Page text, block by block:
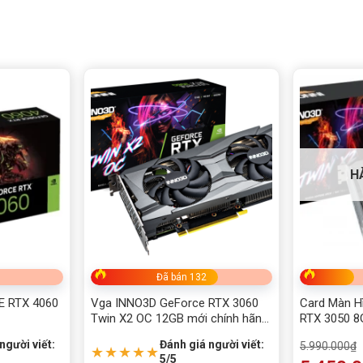
3
4
RTX 4060
viết:
Đã bán 132
Vga INNO3D GeForce RTX 3060
Twin X2 OC 12GB mới chính hãng,
★★★★★Đánh giá người viết:
5/5
Card Màn
RTX 3050
5.990.000₫